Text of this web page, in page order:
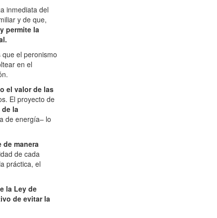
inmediata del
y de que,
permite la
el peronismo
en el
el valor de las
El proyecto de
la
de energía– lo
manera
de cada
práctica, el
la Ley de
de evitar la